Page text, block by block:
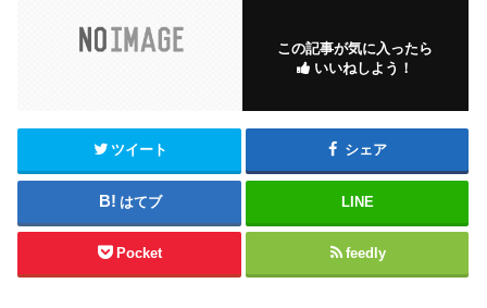
この記事が気に入ったら
いいねしよう！
ツイート シェア
はてブ LINE
Pocket feedly